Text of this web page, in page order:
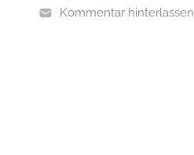
Kommentar hinterlassen